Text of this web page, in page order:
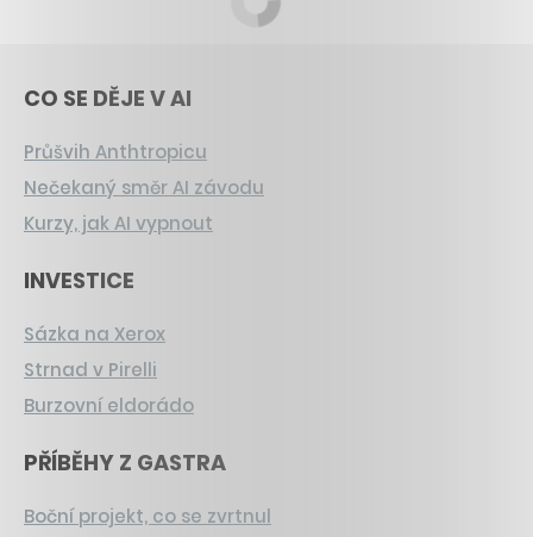
CO SE DĚJE V AI
Průšvih Anthtropicu
Nečekaný směr AI závodu
Kurzy, jak AI vypnout
INVESTICE
Sázka na Xerox
Strnad v Pirelli
Burzovní eldorádo
PŘÍBĚHY Z GASTRA
Boční projekt, co se zvrtnul